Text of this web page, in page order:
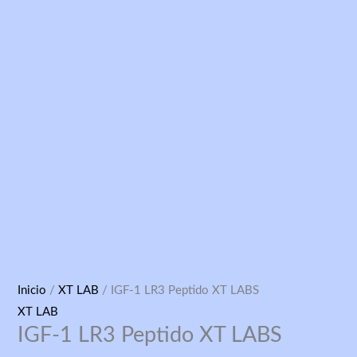
Inicio /XT LAB / IGF-1 LR3 Peptido XT LABS
XT LAB
IGF-1 LR3 Peptido XT LABS
IGF-
1
LR3